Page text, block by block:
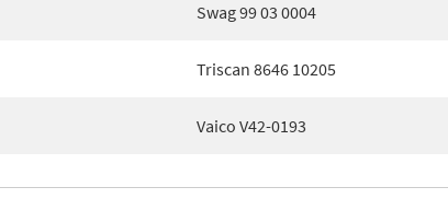
Swag 99 03 0004
Triscan 8646 10205
Vaico V42-0193